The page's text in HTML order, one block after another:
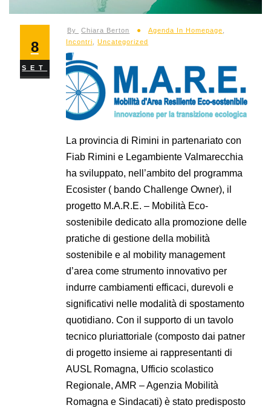
8
SET
By Chiara Berton Agenda In Homepage
Incontri ,Uncategorized
La provincia di Rimini in partenariato con
Fiab Rimini e Legambiente Valmarecchia
ha sviluppato, nell’ambito del programma
Ecosister ( bando Challenge Owner), il
progetto M.A.R.E. – Mobilità Eco-
sostenibile dedicato alla promozione delle
pratiche di gestione della mobilità
sostenibile e al mobility management
d’area come strumento innovativo per
indurre cambiamenti efficaci, durevoli e
significativi nelle modalità di spostamento
quotidiano. Con il supporto di un tavolo
tecnico pluriattoriale (composto dai patner
di progetto insieme ai rappresentanti di
AUSL Romagna, Ufficio scolastico
Regionale, AMR – Agenzia Mobilità
Romagna e Sindacati) è stato predisposto